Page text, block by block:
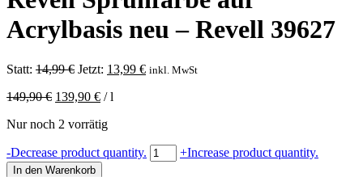
Acrylbasis neu – Revell 39627
Statt: 14,99€ Ursprünglicher
war:
Jetzt: 13,99 €Aktueller
inkl. MwSt
149,90€ 139,90 € /l
Nur noch 2 vorrätig
-Decrease product quantity. Spray
Color
+Increase product quantity.
In den Warenkorb